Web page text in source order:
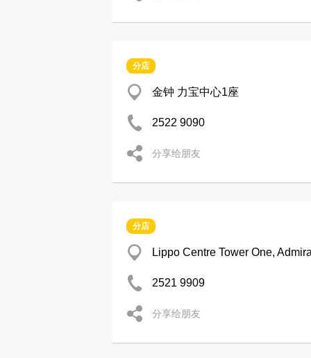
分店
金钟 力宝中心1座
2522 9090
分享给朋友
分店
Lippo Centre Tower One,
2521 9909
分享给朋友